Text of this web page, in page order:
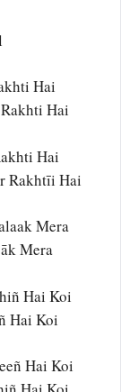
Hai
Hai
Hai
Rakhtīi Hai
Mera
Mera
Hai Koi
Hai Koi
Hai Koi